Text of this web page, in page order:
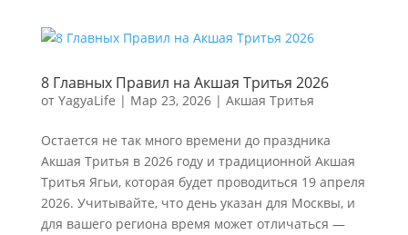
8 Главных Правил на Акшая Тритья 2026
от YagyaLife | Мар 23, 2026| Акшая Тритья
Остается не так много времени до праздника
Акшая Тритья в 2026 году и традиционной Акшая
Тритья Ягьи, которая будет проводиться 19 апреля
2026. Учитывайте, что день указан для Москвы, и
для вашего региона время может отличаться —